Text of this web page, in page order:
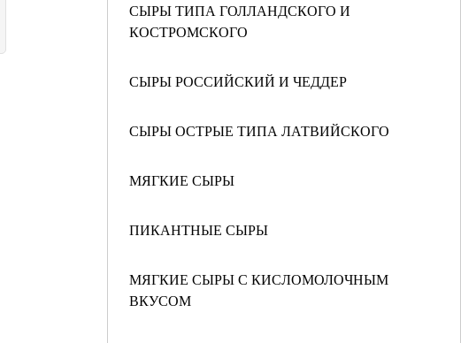
СЫРЫ ТИПА ГОЛЛАНДСКОГО И
КОСТРОМСКОГО
СЫРЫ РОССИЙСКИЙ И ЧЕДДЕР
СЫРЫ ОСТРЫЕ ТИПА ЛАТВИЙСКОГО
МЯГКИЕ СЫРЫ
ПИКАНТНЫЕ СЫРЫ
МЯГКИЕ СЫРЫ С КИСЛОМОЛОЧНЫМ
ВКУСОМ